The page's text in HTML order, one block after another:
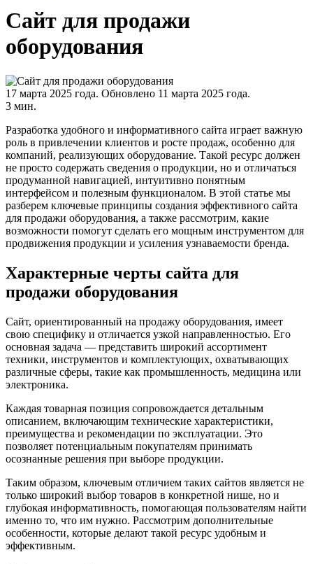
Сайт для продажи
оборудования
17 марта 2025 года. Обновлено 11 марта 2025 года.
3 мин.
Разработка удобного и информативного сайта играет важную
роль в привлечении клиентов и росте продаж, особенно для
компаний, реализующих оборудование. Такой ресурс должен
не просто содержать сведения о продукции, но и отличаться
продуманной навигацией, интуитивно понятным
интерфейсом и полезным функционалом. В этой статье мы
разберем ключевые принципы создания эффективного сайта
для продажи оборудования, а также рассмотрим, какие
возможности помогут сделать его мощным инструментом для
продвижения продукции и усиления узнаваемости бренда.
Характерные черты сайта для
продажи оборудования
Сайт, ориентированный на продажу оборудования, имеет
свою специфику и отличается узкой направленностью. Его
основная задача — представить широкий ассортимент
техники, инструментов и комплектующих, охватывающих
различные сферы, такие как промышленность, медицина или
электроника.
Каждая товарная позиция сопровождается детальным
описанием, включающим технические характеристики,
преимущества и рекомендации по эксплуатации. Это
позволяет потенциальным покупателям принимать
осознанные решения при выборе продукции.
Таким образом, ключевым отличием таких сайтов является не
только широкий выбор товаров в конкретной нише, но и
глубокая информативность, помогающая пользователям найти
именно то, что им нужно. Рассмотрим дополнительные
особенности, которые делают такой ресурс удобным и
эффективным.